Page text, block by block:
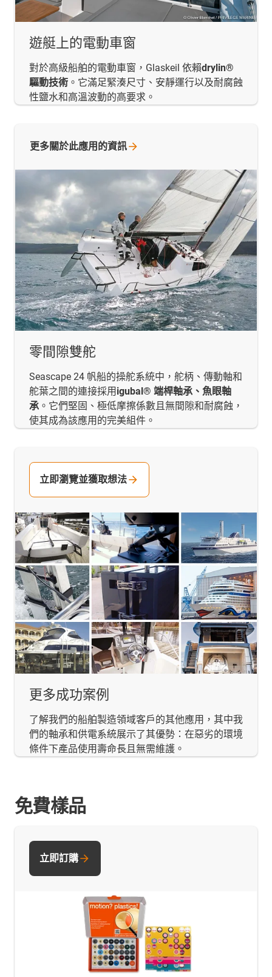
遊艇上的電動車窗
對於高級船舶的電動車窗，Glaskeil 依賴drylin®
驅動技術 。它滿足緊湊尺寸、安靜運行以及耐腐蝕
性鹽水和高溫波動的高要求。
零間隙雙舵
Seascape 24 帆船的操舵系統中，舵柄、傳動軸和
舵葉之間的連接採用 igubal® 端桿軸承、魚眼軸
承 。它們堅固、極低摩擦係數且無間隙和耐腐蝕，
使其成為該應用的完美組件。
更多關於此應用的資訊
更多成功案例
了解我們的船舶製造領域客戶的其他應用，其中我
們的軸承和供電系統展示了其優勢：在惡劣的環境
條件下產品使用壽命長且無需維護。
立即瀏覽並獲取想法
免費樣品
立即訂購